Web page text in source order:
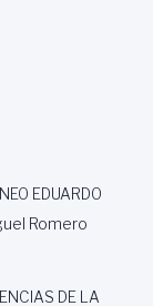
EDUARDO
Romero
DE LA